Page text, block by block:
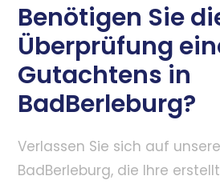
Benötigen Sie
Überprüfung
Gutachtens in
BadBerleburg?
Verlassen Sie sich auf
BadBerleburg, die Ihre